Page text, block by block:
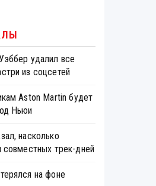
удалил все
из соцсетей
Aston Martin будет
Ньюи
насколько
совместных трек-дней
на фоне